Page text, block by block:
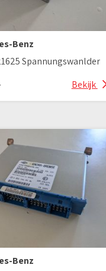
Benz
Spannungswanlder
Bekijk
Benz